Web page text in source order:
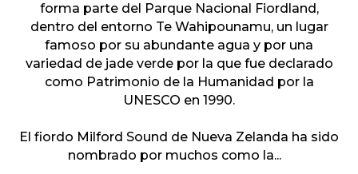
forma parte del Parque Nacional Fiordland,
dentro del entorno Te Wahipounamu, un lugar
famoso por su abundante agua y por una
variedad de jade verde por la que fue declarado
como Patrimonio de la Humanidad por la
UNESCO en 1990.
El fiordo Milford Sound de Nueva Zelanda ha sido
nombrado por muchos como la...